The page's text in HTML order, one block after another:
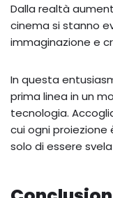
Dalla realtà
cinema si stanno
immaginazione e
In questa
prima linea in un
tecnologia.
cui ogni proiezione
solo di essere